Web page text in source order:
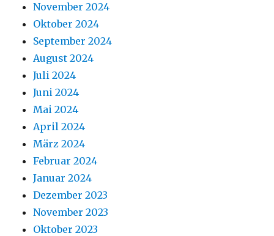
November 2024
Oktober 2024
September 2024
August 2024
Juli 2024
Juni 2024
Mai 2024
April 2024
März 2024
Februar 2024
Januar 2024
Dezember 2023
November 2023
Oktober 2023